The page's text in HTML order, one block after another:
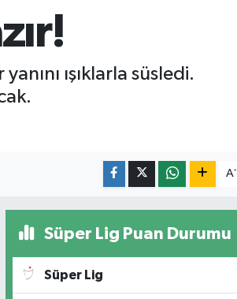
ışıklarla süsledi.
A-
Süper Lig Puan Durumu
Süper Lig